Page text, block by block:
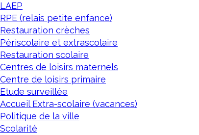
LAEP
RPE (relais petite enfance)
Restauration crèches
Périscolaire et extrascolaire
Restauration scolaire
Centres de loisirs maternels
Centre de loisirs primaire
Etude surveillée
Accueil Extra-scolaire (vacances)
Politique de la ville
Scolarité